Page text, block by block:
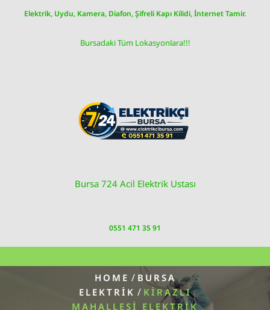
Elektrik, Uydu, Kamera, Diafon, Şifreli Kapı Kilidi, İnternet Tamir.
Bursadaki Tüm Lokasyonlara!!!
Bursa 724 Acil Elektrik Ustası
0551 471 35 91
HOME / BURSA
ELEKTRIK / KIRAZLI
MAHALLESI ELEKTRIK